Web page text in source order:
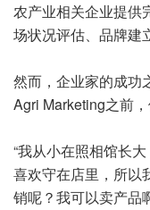
农产业相关企业提供
场状况评估、品牌建
然而，企业家的成功
Agri Marketing之前，
“我从小在照相馆长
喜欢守在店里，所以
销呢？我可以卖产品